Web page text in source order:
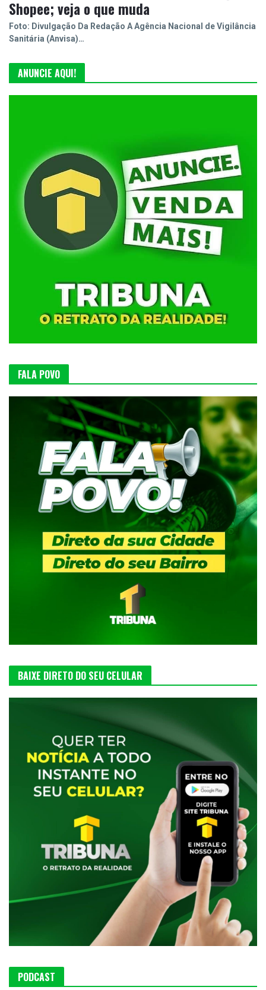
Shopee; veja o que muda
Foto: Divulgação Da Redação A Agência Nacional de Vigilância
Sanitária (Anvisa)…
ANUNCIE AQUI!
FALA POVO
BAIXE DIRETO DO SEU CELULAR
PODCAST